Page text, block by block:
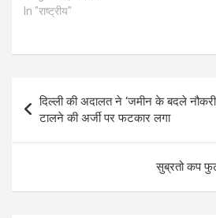
खीरगाड़ क्षेत्र के धराली गाँव में हुए
In "राष्ट्रीय"
navigation
दिल्ली की अदालत ने ‘जमीन के बदले नौकरी
टालने की अर्जी पर फटकार लगा
सुब्रतो कप